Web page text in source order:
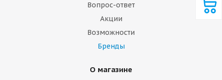
Вопрос-ответ
Акции
Возможности
Бренды
О магазине